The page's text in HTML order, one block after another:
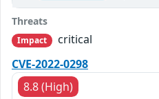
Threats
Impact
critical
CVE-2022-0298
8.8 (High)